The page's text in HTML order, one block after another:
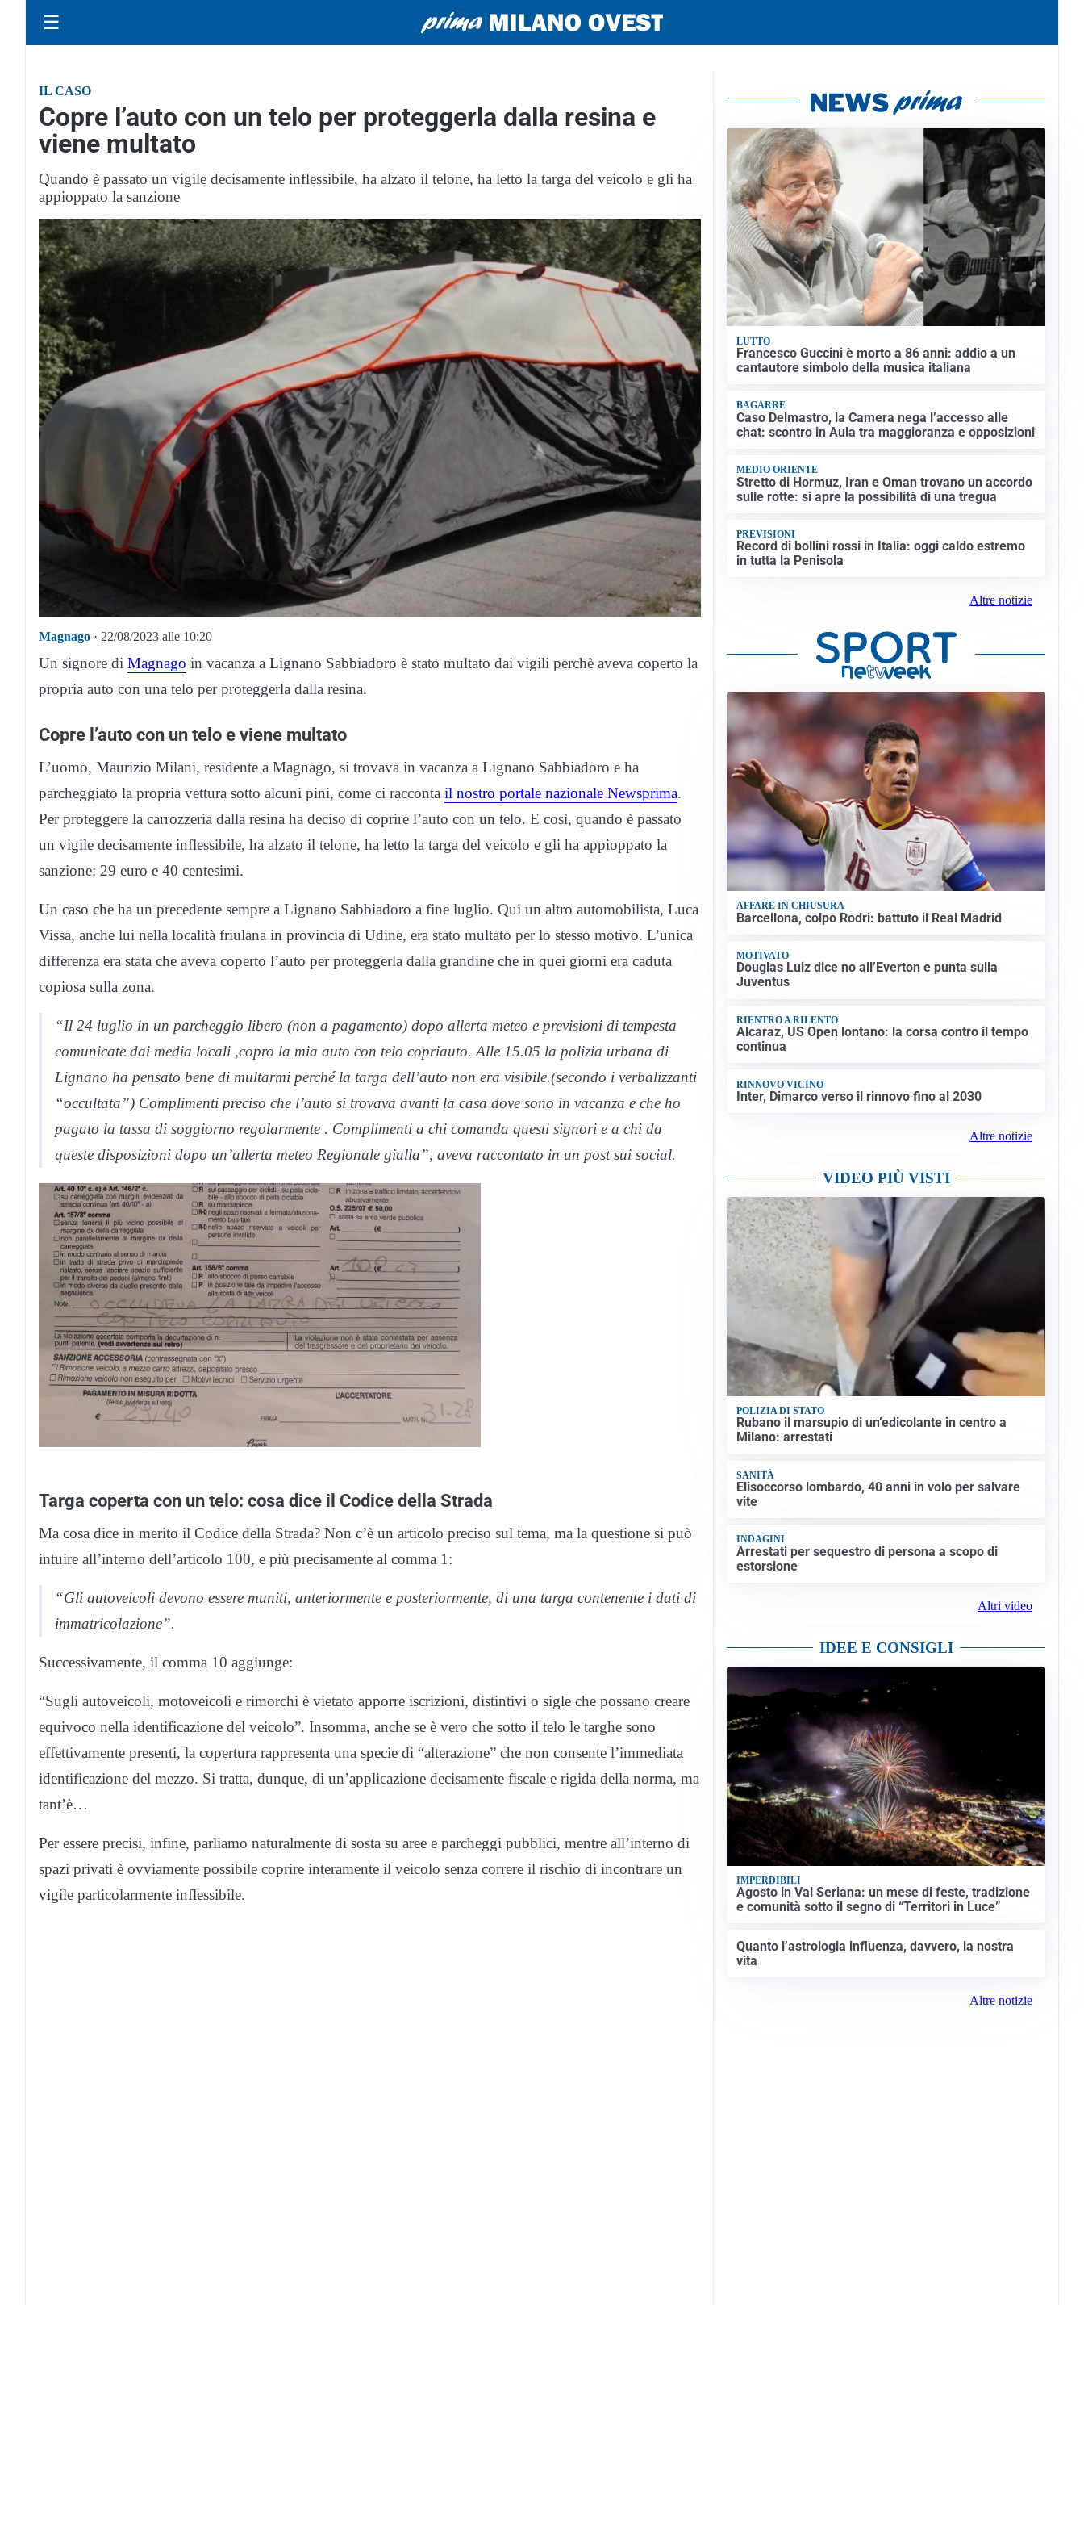
☰
IL CASO
Copre l’auto con un telo per proteggerla dalla resina e
viene multato
Quando è passato un vigile decisamente inflessibile, ha alzato il telone, ha letto la targa del veicolo e gli ha
appioppato la sanzione
Magnago · 22/08/2023 alle 10:20
Un signore di Magnago in vacanza a Lignano Sabbiadoro è stato multato dai vigili perchè aveva coperto la
propria auto con una telo per proteggerla dalla resina.
Copre l’auto con un telo e viene multato
L’uomo, Maurizio Milani, residente a Magnago, si trovava in vacanza a Lignano Sabbiadoro e ha
parcheggiato la propria vettura sotto alcuni pini, come ci racconta il nostro portale nazionale Newsprima.
Per proteggere la carrozzeria dalla resina ha deciso di coprire l’auto con un telo. E così, quando è passato
un vigile decisamente inflessibile, ha alzato il telone, ha letto la targa del veicolo e gli ha appioppato la
sanzione: 29 euro e 40 centesimi.
Un caso che ha un precedente sempre a Lignano Sabbiadoro a fine luglio. Qui un altro automobilista, Luca
Vissa, anche lui nella località friulana in provincia di Udine, era stato multato per lo stesso motivo. L’unica
differenza era stata che aveva coperto l’auto per proteggerla dalla grandine che in quei giorni era caduta
copiosa sulla zona.
“Il 24 luglio in un parcheggio libero (non a pagamento) dopo allerta meteo e previsioni di tempesta
comunicate dai media locali ,copro la mia auto con telo copriauto. Alle 15.05 la polizia urbana di
Lignano ha pensato bene di multarmi perché la targa dell’auto non era visibile.(secondo i verbalizzanti
“occultata”) Complimenti preciso che l’auto si trovava avanti la casa dove sono in vacanza e che ho
pagato la tassa di soggiorno regolarmente . Complimenti a chi comanda questi signori e a chi da
queste disposizioni dopo un’allerta meteo Regionale gialla”, aveva raccontato in un post sui social.
Targa coperta con un telo: cosa dice il Codice della Strada
Ma cosa dice in merito il Codice della Strada? Non c’è un articolo preciso sul tema, ma la questione si può
intuire all’interno dell’articolo 100, e più precisamente al comma 1:
“Gli autoveicoli devono essere muniti, anteriormente e posteriormente, di una targa contenente i dati di
immatricolazione”.
Successivamente, il comma 10 aggiunge:
“Sugli autoveicoli, motoveicoli e rimorchi è vietato apporre iscrizioni, distintivi o sigle che possano creare
equivoco nella identificazione del veicolo”. Insomma, anche se è vero che sotto il telo le targhe sono
effettivamente presenti, la copertura rappresenta una specie di “alterazione” che non consente l’immediata
identificazione del mezzo. Si tratta, dunque, di un’applicazione decisamente fiscale e rigida della norma, ma
tant’è…
Per essere precisi, infine, parliamo naturalmente di sosta su aree e parcheggi pubblici, mentre all’interno di
spazi privati è ovviamente possibile coprire interamente il veicolo senza correre il rischio di incontrare un
vigile particolarmente inflessibile.
LUTTO
Francesco Guccini è morto a 86 anni: addio a un
cantautore simbolo della musica italiana
BAGARRE
Caso Delmastro, la Camera nega l’accesso alle
chat: scontro in Aula tra maggioranza e opposizioni
MEDIO ORIENTE
Stretto di Hormuz, Iran e Oman trovano un accordo
sulle rotte: si apre la possibilità di una tregua
PREVISIONI
Record di bollini rossi in Italia: oggi caldo estremo
in tutta la Penisola
Altre notizie
AFFARE IN CHIUSURA
Barcellona, colpo Rodri: battuto il Real Madrid
MOTIVATO
Douglas Luiz dice no all’Everton e punta sulla
Juventus
RIENTRO A RILENTO
Alcaraz, US Open lontano: la corsa contro il tempo
continua
RINNOVO VICINO
Inter, Dimarco verso il rinnovo fino al 2030
Altre notizie
VIDEO PIÙ VISTI
POLIZIA DI STATO
Rubano il marsupio di un’edicolante in centro a
Milano: arrestati
SANITÀ
Elisoccorso lombardo, 40 anni in volo per salvare
vite
INDAGINI
Arrestati per sequestro di persona a scopo di
estorsione
Altri video
IDEE E CONSIGLI
IMPERDIBILI
Agosto in Val Seriana: un mese di feste, tradizione
e comunità sotto il segno di “Territori in Luce”
Quanto l’astrologia influenza, davvero, la nostra
vita
Altre notizie